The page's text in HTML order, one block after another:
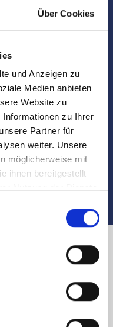
Über Cookies
und Anzeigen zu
Medien anbieten
Website zu
zu Ihrer
Partner für
weiter. Unsere
möglicherweise mit
ihnen bereitgestellt
des
bei der Objekt-
sind wir für Sie da
in Nürnberg
Umland: